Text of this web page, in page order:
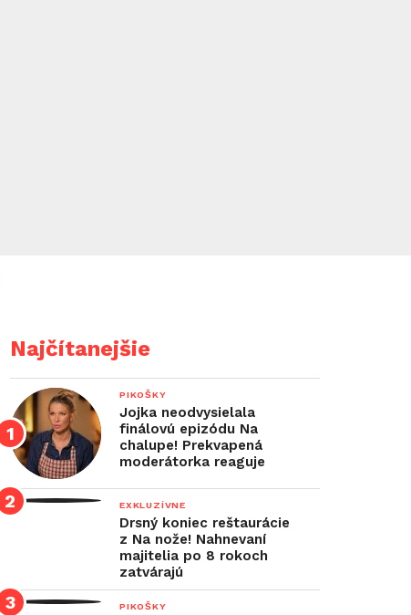
Najčítanejšie
PIKOŠKY
Jojka neodvysielala
finálovú epizódu Na
chalupe! Prekvapená
moderátorka reaguje
EXKLUZÍVNE
Drsný koniec reštaurácie
z Na nože! Nahnevaní
majitelia po 8 rokoch
zatvárajú
PIKOŠKY